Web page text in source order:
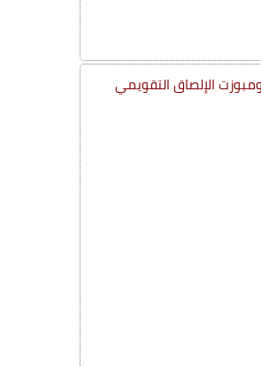
الإلصاق التقويمي